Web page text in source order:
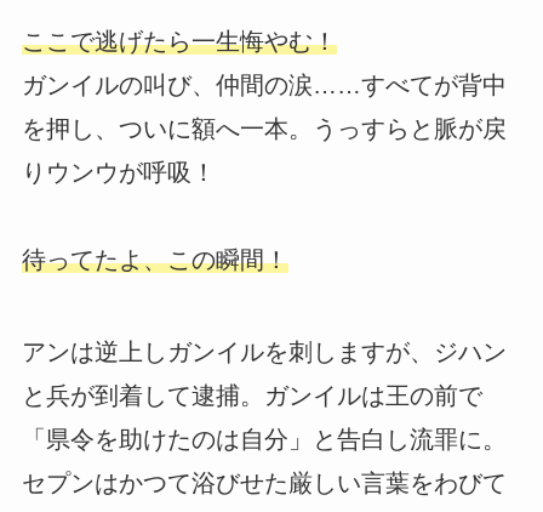
ここで逃げたら一生悔やむ！
ガンイルの叫び、仲間の涙……すべてが背中
を押し、ついに額へ一本。うっすらと脈が戻
りウンウが呼吸！
待ってたよ、この瞬間！
アンは逆上しガンイルを刺しますが、ジハン
と兵が到着して逮捕。ガンイルは王の前で
「県令を助けたのは自分」と告白し流罪に。
セプンはかつて浴びせた厳しい言葉をわびて